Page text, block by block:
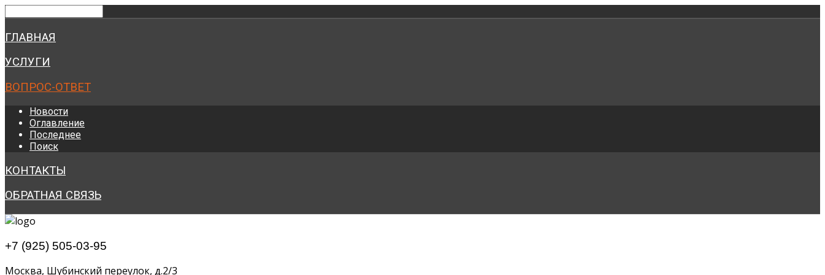
ГЛАВНАЯ
УСЛУГИ
ВОПРОС-ОТВЕТ
Новости
Оглавление
Последнее
Поиск
КОНТАКТЫ
ОБРАТНАЯ СВЯЗЬ
+7 (925) 505-03-95
Москва, Шубинский переулок, д.2/3